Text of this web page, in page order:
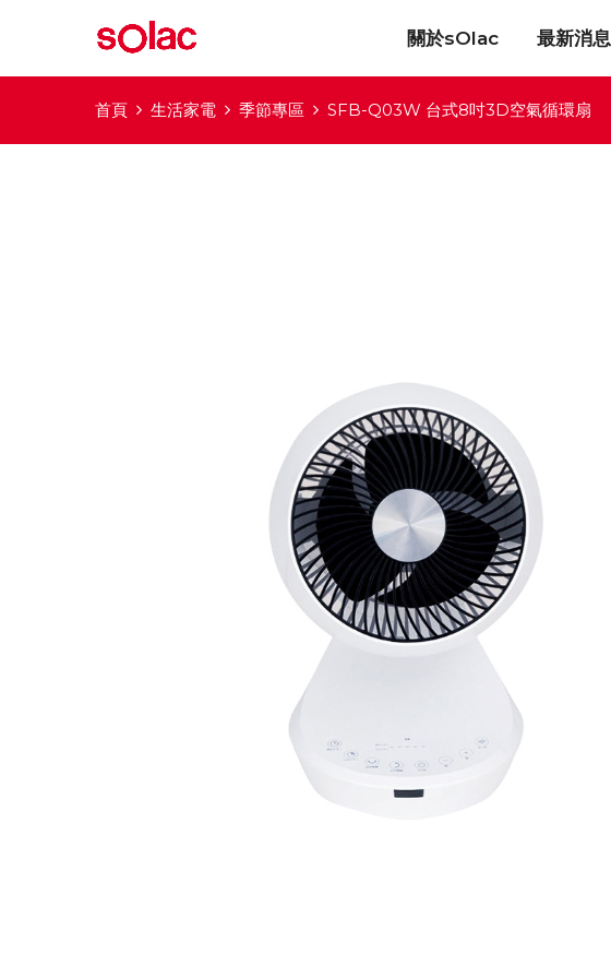
關於sOlac 最新消息
首頁 生活家電 季節專區 SFB-Q03W 台式8吋3D空氣循環扇